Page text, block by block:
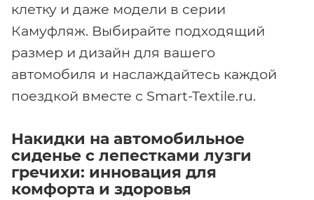
клетку и даже модели в серии
Камуфляж. Выбирайте подходящий
размер и дизайн для вашего
автомобиля и наслаждайтесь каждой
поездкой вместе с Smart-Textile.ru.
Накидки на автомобильное
сиденье с лепестками лузги
гречихи: инновация для
комфорта и здоровья